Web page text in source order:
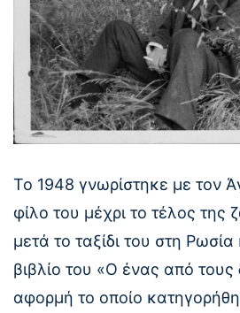
Το 1948 γνωρίστηκε με τον
φίλο του μέχρι το τέλος της
μετά το ταξίδι του στη
βιβλίο του «Ο ένας από
αφορμή το οποίο